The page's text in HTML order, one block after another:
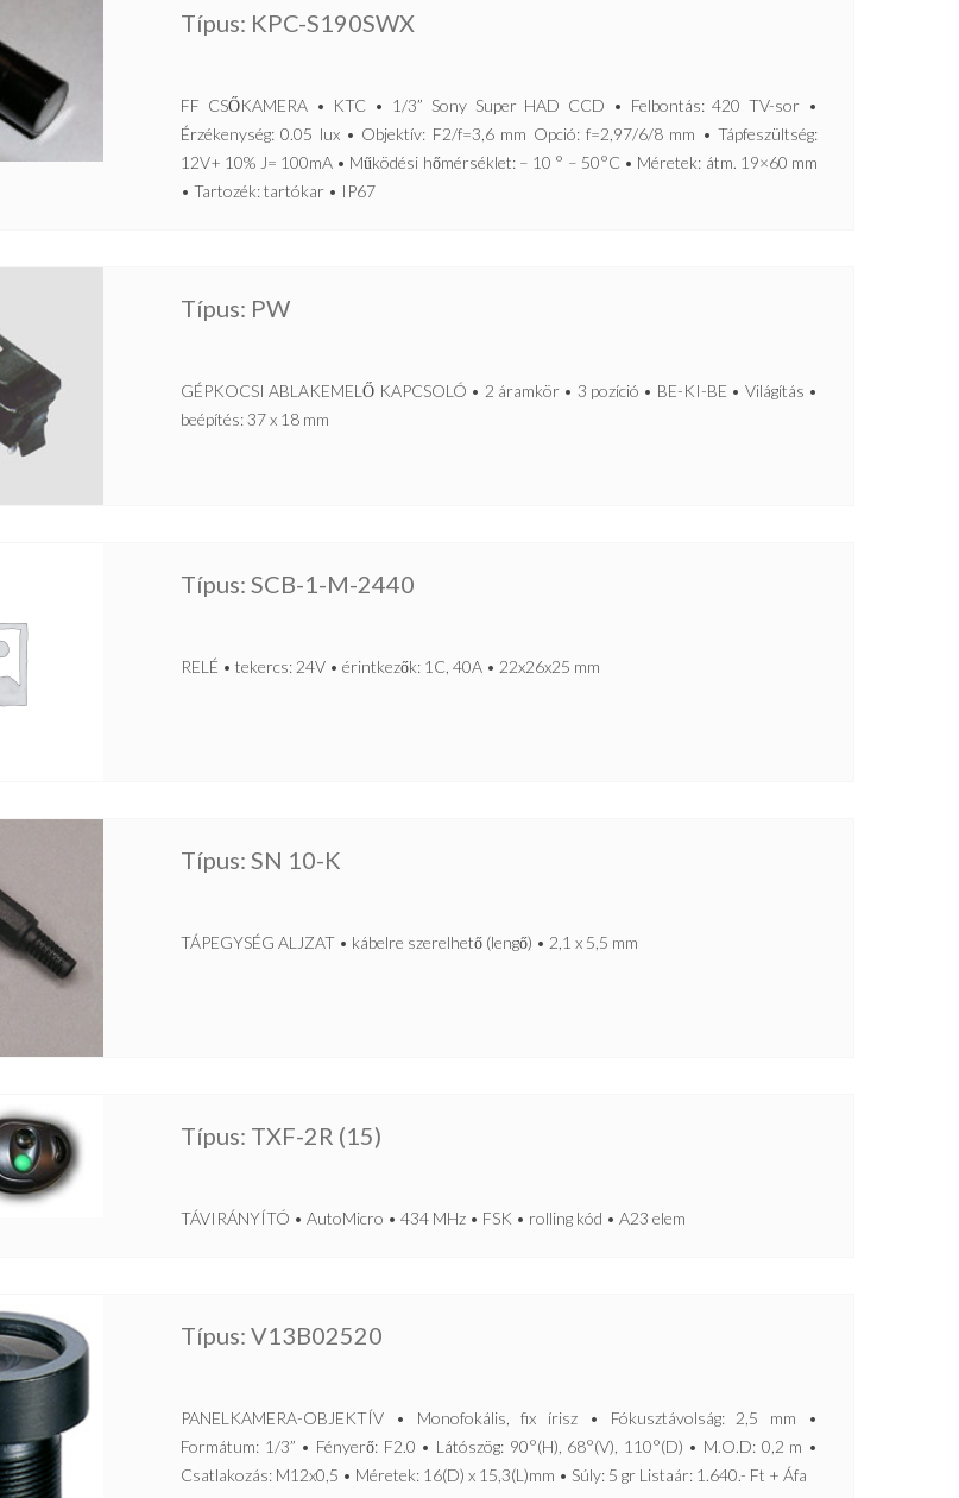
Típus: KPC-S190SWX
FF CSŐKAMERA • KTC • 1/3” Sony Super HAD CCD • Felbontás: 420 TV-sor •
Érzékenység: 0.05 lux • Objektív: F2/f=3,6 mm Opció: f=2,97/6/8 mm • Tápfeszültség:
12V+ 10% J= 100mA • Működési hőmérséklet: – 10 ° – 50°C • Méretek: átm. 19×60 mm
• Tartozék: tartókar • IP67
Típus: PW
GÉPKOCSI ABLAKEMELŐ KAPCSOLÓ • 2 áramkör • 3 pozíció • BE-KI-BE • Világítás •
beépítés: 37 x 18 mm
Típus: SCB-1-M-2440
RELÉ • tekercs: 24V • érintkezők: 1C, 40A • 22x26x25 mm
Típus: SN 10-K
TÁPEGYSÉG ALJZAT • kábelre szerelhető (lengő) • 2,1 x 5,5 mm
Típus: TXF-2R (15)
TÁVIRÁNYÍTÓ • AutoMicro • 434 MHz • FSK • rolling kód • A23 elem
Típus: V13B02520
PANELKAMERA-OBJEKTÍV • Monofokális, fix írisz • Fókusztávolság: 2,5 mm •
Formátum: 1/3” • Fényerő: F2.0 • Látószög: 90°(H), 68°(V), 110°(D) • M.O.D: 0,2 m •
Csatlakozás: M12x0,5 • Méretek: 16(D) x 15,3(L)mm • Súly: 5 gr Listaár: 1.640.- Ft + Áfa